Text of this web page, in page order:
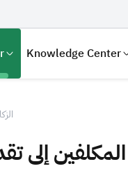
Knowledge Center
إلى